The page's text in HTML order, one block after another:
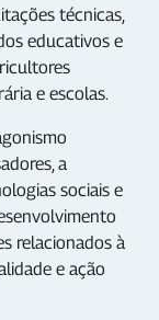
técnicas,
educativos e
e escolas.
a
sociais e
relacionados à
e ação